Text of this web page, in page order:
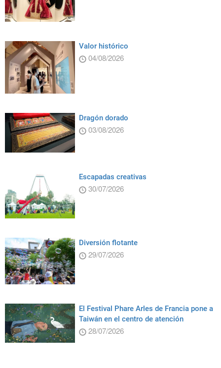
Valor histórico
04/08/2026
Dragón dorado
03/08/2026
Escapadas creativas
30/07/2026
Diversión flotante
29/07/2026
El Festival Phare Arles de Francia pone a
Taiwán en el centro de atención
28/07/2026